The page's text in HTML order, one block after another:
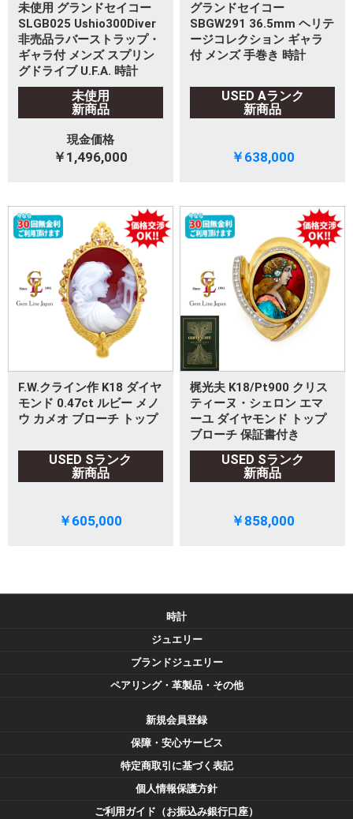
未使用 グランドセイコー
SLGB025 Ushio300Diver
非売品ラバーストラップ・
ギャラ付 メンズ スプリン
グドライブ U.F.A. 時計
未使用
新商品
現金価格
￥1,496,000
グランドセイコー
SBGW291 36.5mm ヘリテ
ージコレクション ギャラ
付 メンズ 手巻き 時計
USED Aランク
新商品
￥638,000
F.W.クライン作 K18 ダイヤ
モンド 0.47ct ルビー メノ
ウ カメオ ブローチ トップ
USED Sランク
新商品
￥605,000
梶光夫 K18/Pt900 クリス
ティーヌ・シェロン エマ
ーユ ダイヤモンド トップ
ブローチ 保証書付き
USED Sランク
新商品
￥858,000
時計
ジュエリー
ブランドジュエリー
ペアリング・革製品・その他
新規会員登録
保障・安心サービス
特定商取引に基づく表記
個人情報保護方針
ご利用ガイド（お振込み銀行口座）